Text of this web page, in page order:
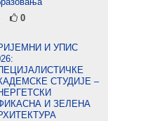
0
И УПИС
СТУДИЈЕ –
И ЗЕЛЕНА